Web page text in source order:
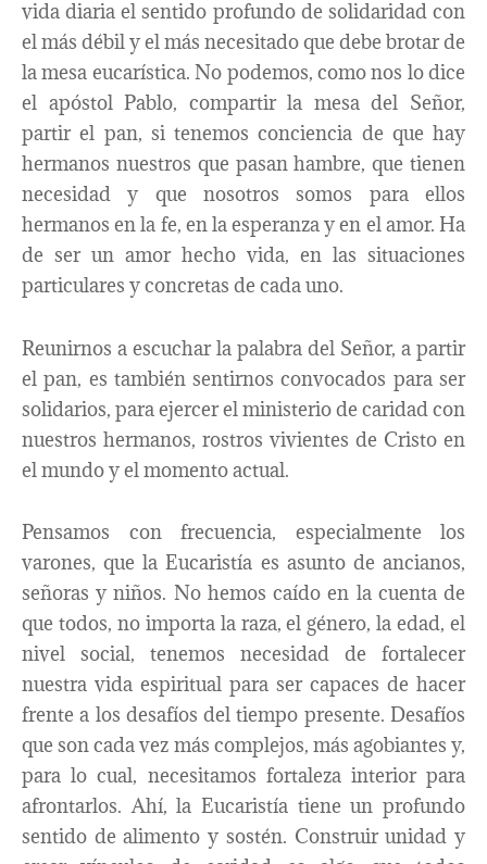
vida diaria el sentido profundo de solidaridad con
el más débil y el más necesitado que debe brotar de
la mesa eucarística. No podemos, como nos lo dice
el apóstol Pablo, compartir la mesa del Señor,
partir el pan, si tenemos conciencia de que hay
hermanos nuestros que pasan hambre, que tienen
necesidad y que nosotros somos para ellos
hermanos en la fe, en la esperanza y en el amor. Ha
de ser un amor hecho vida, en las situaciones
particulares y concretas de cada uno.
Reunirnos a escuchar la palabra del Señor, a partir
el pan, es también sentirnos convocados para ser
solidarios, para ejercer el ministerio de caridad con
nuestros hermanos, rostros vivientes de Cristo en
el mundo y el momento actual.
Pensamos con frecuencia, especialmente los
varones, que la Eucaristía es asunto de ancianos,
señoras y niños. No hemos caído en la cuenta de
que todos, no importa la raza, el género, la edad, el
nivel social, tenemos necesidad de fortalecer
nuestra vida espiritual para ser capaces de hacer
frente a los desafíos del tiempo presente. Desafíos
que son cada vez más complejos, más agobiantes y,
para lo cual, necesitamos fortaleza interior para
afrontarlos. Ahí, la Eucaristía tiene un profundo
sentido de alimento y sostén. Construir unidad y